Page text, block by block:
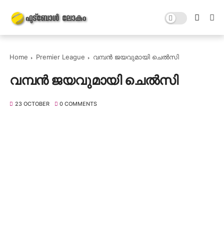
Home Premier League വമ്പൻ ജയവുമായി ചെൽസി
വമ്പൻ ജയവുമായി ചെൽസി
23 OCTOBER 0 COMMENTS